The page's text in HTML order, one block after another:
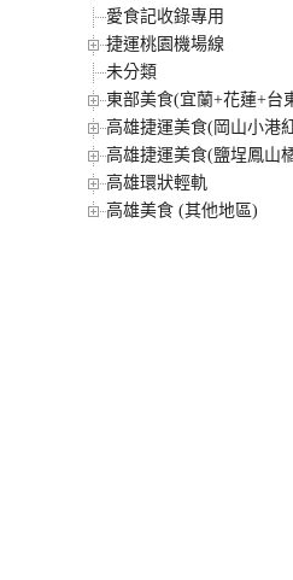
愛食記收錄專用
捷運桃園機場線
未分類
東部美食(宜蘭+花蓮+台
高雄捷運美食(岡山小港
高雄捷運美食(鹽埕鳳山
高雄環狀輕軌
高雄美食 (其他地區)